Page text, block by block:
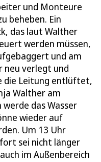
und Monteure
beheben. Ein
das laut Walther
werden müssen,
und am
neu verlegt und
die Leitung entlüftet,
Walther am
das Wasser
wieder auf
Um 13 Uhr
sei nicht länger
im Außenbereich